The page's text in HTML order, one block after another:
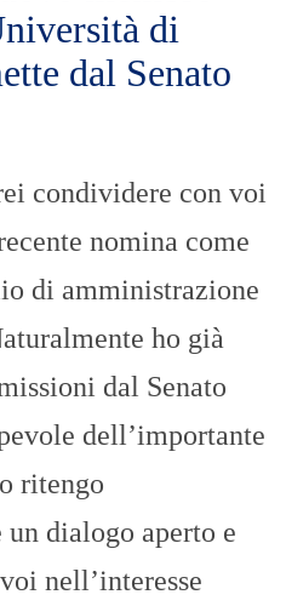
di
dal Senato
condividere con voi
nomina come
di amministrazione
ho già
dal Senato
dell’importante
ritengo
dialogo aperto e
nell’interesse